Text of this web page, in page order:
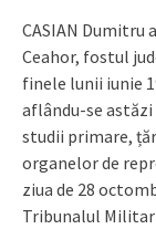
CASIAN Dumitru
Ceahor, fostul
finele lunii iunie
aflându-se astăzi
studii primare,
organelor de
ziua de 28
Tribunalul Militar